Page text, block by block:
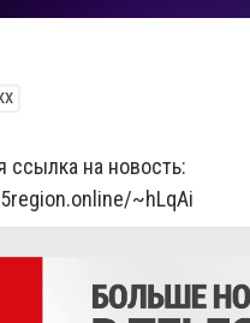
ссылка на новость:
~hLqAi